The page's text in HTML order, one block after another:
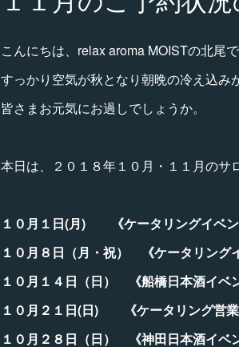
こんにちは、relax aroma MOISTの北尾で
すっかり空気が秋となり朝晩の冷え込み
皆さまお元気にお過しでしょうか。
本日は、２０１８年１０月・１１月のサ
１０月１日(月) 《ケータリングイベン
１０月８日（月・祝） 《ケータリング
１０月１４日（日） 《船橋日本酒イベ
１０月２１日(日) 《ケータリング営業
１０月２８日（日） 《神田日本酒イベ